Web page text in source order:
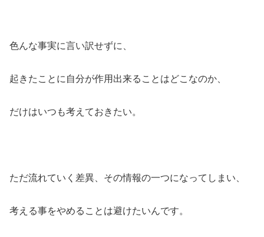
色んな事実に言い訳せずに、
起きたことに自分が作用出来ることはどこなのか、
だけはいつも考えておきたい。
ただ流れていく差異、その情報の一つになってしまい、
考える事をやめることは避けたいんです。